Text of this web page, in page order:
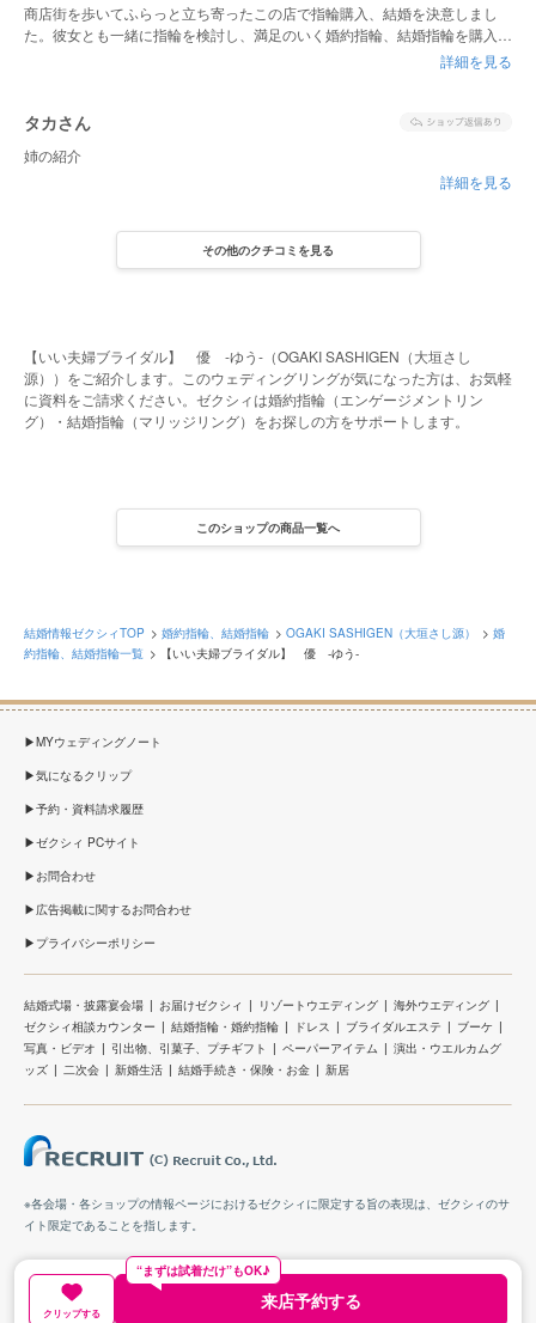
クリップする
来店予約する
“まずは試着だけ”もOK♪
商店街を歩いてふらっと立ち寄ったこの店で指輪購入、結婚を決意しまし
た。彼女とも一緒に指輪を検討し、満足のいく婚約指輪、結婚指輪を購入す
詳細を見る
タカさん
姉の紹介
詳細を見る
その他のクチコミを見る
【いい夫婦ブライダル】 優 -ゆう-（OGAKI SASHIGEN（大垣さし
源））をご紹介します。このウェディングリングが気になった方は、お気軽
に資料をご請求ください。ゼクシィは婚約指輪（エンゲージメントリン
グ）・結婚指輪（マリッジリング）をお探しの方をサポートします。
このショップの商品一覧へ
結婚情報ゼクシィTOP 婚約指輪、結婚指輪 OGAKI SASHIGEN（大垣さし源）
婚
約指輪、結婚指輪一覧
【いい夫婦ブライダル】 優 -ゆう-
MYウェディングノート
気になるクリップ
予約・資料請求履歴
ゼクシィ PCサイト
お問合わせ
広告掲載に関するお問合わせ
プライバシーポリシー
結婚式場・披露宴会場 お届けゼクシィ リゾートウエディング
海外ウエディング
ゼクシィ相談カウンター
結婚指輪・婚約指輪 ドレス ブライダルエステ
ブーケ
写真・ビデオ
引出物、引菓子、プチギフト ペーパーアイテム
演出・ウエルカムグ
ッズ
二次会 新婚生活 結婚手続き・保険・お金 新居
※各会場・各ショップの情報ページにおけるゼクシィに限定する旨の表現は、ゼクシィのサ
イト限定であることを指します。